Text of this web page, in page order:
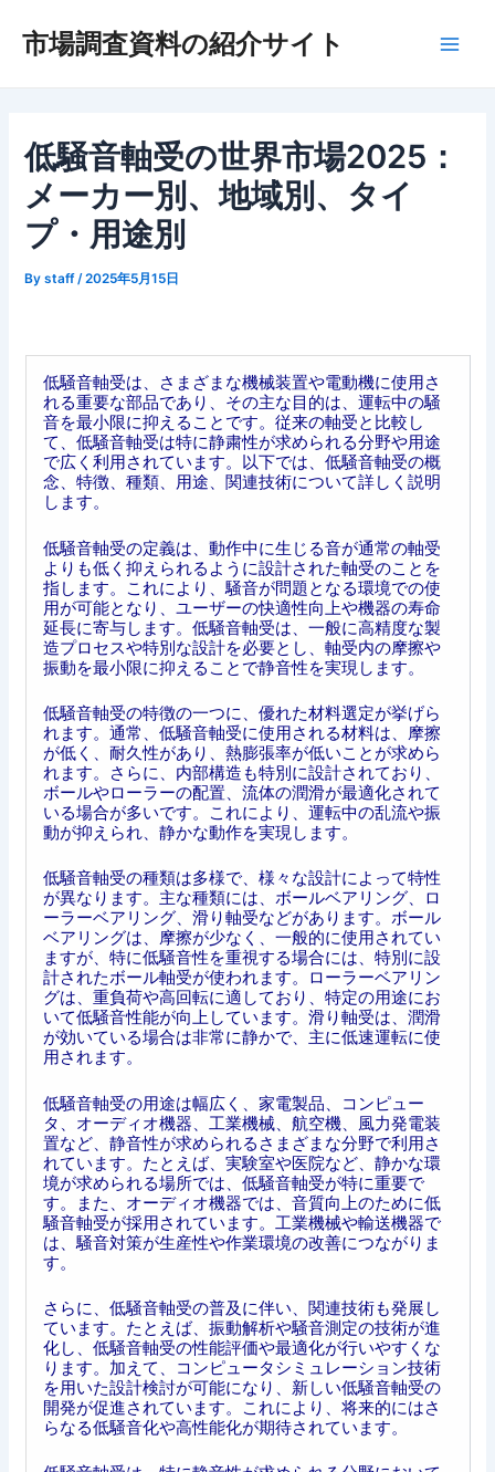
市場調査資料の紹介サイト
低騒音軸受の世界市場2025：
メーカー別、地域別、タイ
プ・用途別
Bystaff /2025年5月15日
低騒音軸受は、さまざまな機械装置や電動機に使用さ
れる重要な部品であり、その主な目的は、運転中の騒
音を最小限に抑えることです。従来の軸受と比較し
て、低騒音軸受は特に静粛性が求められる分野や用途
で広く利用されています。以下では、低騒音軸受の概
念、特徴、種類、用途、関連技術について詳しく説明
します。
低騒音軸受の定義は、動作中に生じる音が通常の軸受
よりも低く抑えられるように設計された軸受のことを
指します。これにより、騒音が問題となる環境での使
用が可能となり、ユーザーの快適性向上や機器の寿命
延長に寄与します。低騒音軸受は、一般に高精度な製
造プロセスや特別な設計を必要とし、軸受内の摩擦や
振動を最小限に抑えることで静音性を実現します。
低騒音軸受の特徴の一つに、優れた材料選定が挙げら
れます。通常、低騒音軸受に使用される材料は、摩擦
が低く、耐久性があり、熱膨張率が低いことが求めら
れます。さらに、内部構造も特別に設計されており、
ボールやローラーの配置、流体の潤滑が最適化されて
いる場合が多いです。これにより、運転中の乱流や振
動が抑えられ、静かな動作を実現します。
低騒音軸受の種類は多様で、様々な設計によって特性
が異なります。主な種類には、ボールベアリング、ロ
ーラーベアリング、滑り軸受などがあります。ボール
ベアリングは、摩擦が少なく、一般的に使用されてい
ますが、特に低騒音性を重視する場合には、特別に設
計されたボール軸受が使われます。ローラーベアリン
グは、重負荷や高回転に適しており、特定の用途にお
いて低騒音性能が向上しています。滑り軸受は、潤滑
が効いている場合は非常に静かで、主に低速運転に使
用されます。
低騒音軸受の用途は幅広く、家電製品、コンピュー
タ、オーディオ機器、工業機械、航空機、風力発電装
置など、静音性が求められるさまざまな分野で利用さ
れています。たとえば、実験室や医院など、静かな環
境が求められる場所では、低騒音軸受が特に重要で
す。また、オーディオ機器では、音質向上のために低
騒音軸受が採用されています。工業機械や輸送機器で
は、騒音対策が生産性や作業環境の改善につながりま
す。
さらに、低騒音軸受の普及に伴い、関連技術も発展し
ています。たとえば、振動解析や騒音測定の技術が進
化し、低騒音軸受の性能評価や最適化が行いやすくな
ります。加えて、コンピュータシミュレーション技術
を用いた設計検討が可能になり、新しい低騒音軸受の
開発が促進されています。これにより、将来的にはさ
らなる低騒音化や高性能化が期待されています。